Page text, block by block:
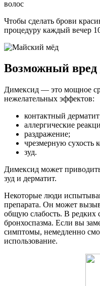
волос
Чтобы сделать брови
процедуру каждый вечер
Возможный вред
Димексид — это мощное
нежелательных эффектов:
контактный
аллергические
раздражение;
чрезмерную сухость
зуд.
Димексид может
зуд и дерматит.
Некоторые люди
препарата. Он может
общую слабость. В редких
бронхоспазма. Если вы
симптомы, немедленно
использование.